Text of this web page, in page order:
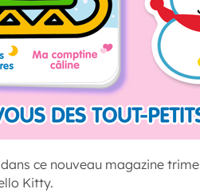
dans ce nouveau magazine
Kitty.